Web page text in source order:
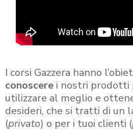
I corsi Gazzera hanno
conoscere i nostri prodotti
utilizzare al meglio e
desideri, che si tratti di un
(privato) o per i tuoi clienti (